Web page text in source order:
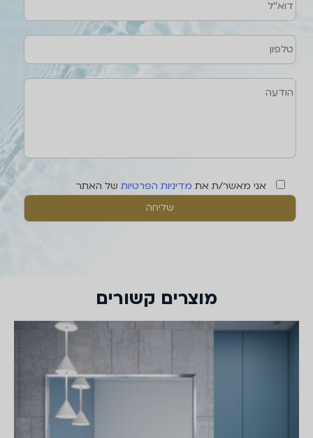
אני מאשר/ת את מדיניות הפרטיות של האתר
מוצרים קשורים